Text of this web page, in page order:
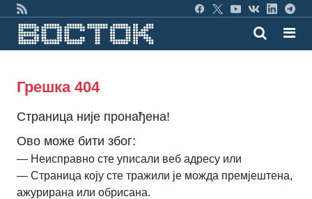
Грешка 404
Страница није пронађена!
Ово може бити због:
— Неисправно сте уписали веб адресу или
— Страница коју сте тражили је можда премјештена,
ажурирана или обрисана.